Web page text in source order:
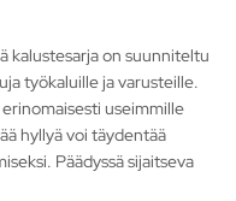
kalustesarja on suunniteltu
työkaluille ja varusteille.
useimmille
hyllyä voi täydentää
Päädyssä sijaitseva